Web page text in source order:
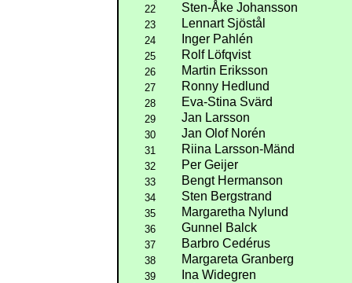
22 Sten-Åke Johansson
23 Lennart Sjöstål
24 Inger Pahlén
25 Rolf Löfqvist
26 Martin Eriksson
27 Ronny Hedlund
28 Eva-Stina Svärd
29 Jan Larsson
30 Jan Olof Norén
31 Riina Larsson-Mänd
32 Per Geijer
33 Bengt Hermanson
34 Sten Bergstrand
35 Margaretha Nylund
36 Gunnel Balck
37 Barbro Cedérus
38 Margareta Granberg
39 Ina Widegren